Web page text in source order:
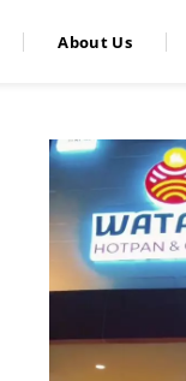
About Us